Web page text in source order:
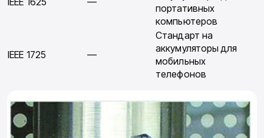
портативных
компьютеров
IEEE 1725 —
Стандарт на
аккумуляторы для
мобильных
телефонов